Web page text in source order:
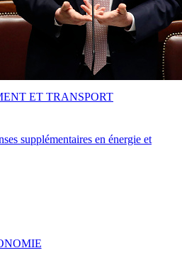
supplémentaires en énergie et
ET TRANSPORT